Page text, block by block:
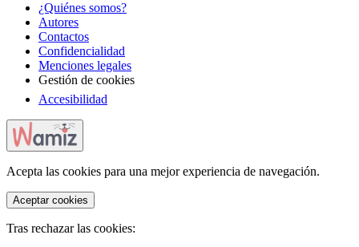
¿Quiénes somos?
Autores
Contactos
Confidencialidad
Menciones legales
Gestión de cookies
Accesibilidad
Acepta las cookies para una mejor experiencia de navegación.
Aceptar cookies
Tras rechazar las cookies: